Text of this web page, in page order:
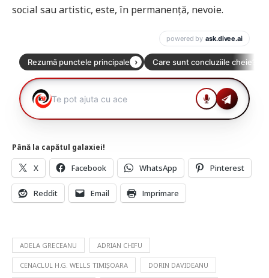
social sau artistic, este, în permanență, nevoie.
Până la capătul galaxiei!
X Facebook WhatsApp Pinterest
Reddit Email Imprimare
ADELA GRECEANU ADRIAN CHIFU
CENACLUL H.G. WELLS TIMIȘOARA DORIN DAVIDEANU